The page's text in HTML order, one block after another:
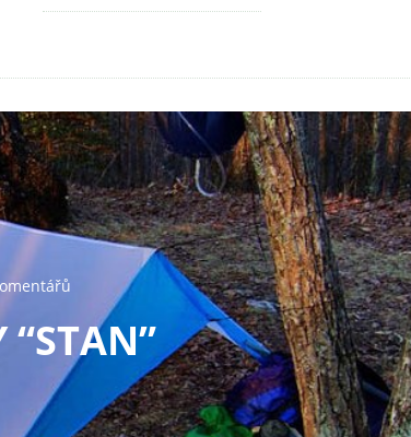
“STAN”